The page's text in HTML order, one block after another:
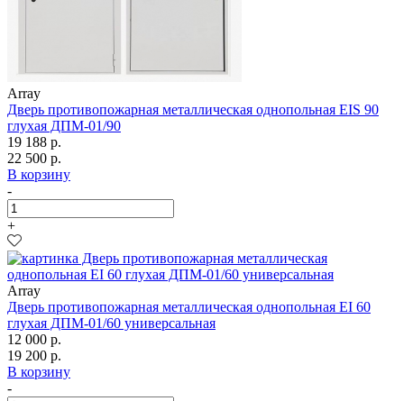
Array
Дверь противопожарная металлическая однопольная EIS 90
глухая ДПМ-01/90
19 188 р.
22 500 р.
В корзину
-
+
Array
Дверь противопожарная металлическая однопольная EI 60
глухая ДПМ-01/60 универсальная
12 000 р.
19 200 р.
В корзину
-